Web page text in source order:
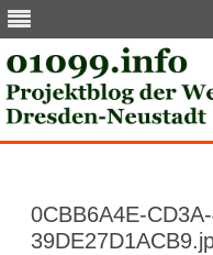
0CBB6A4E-